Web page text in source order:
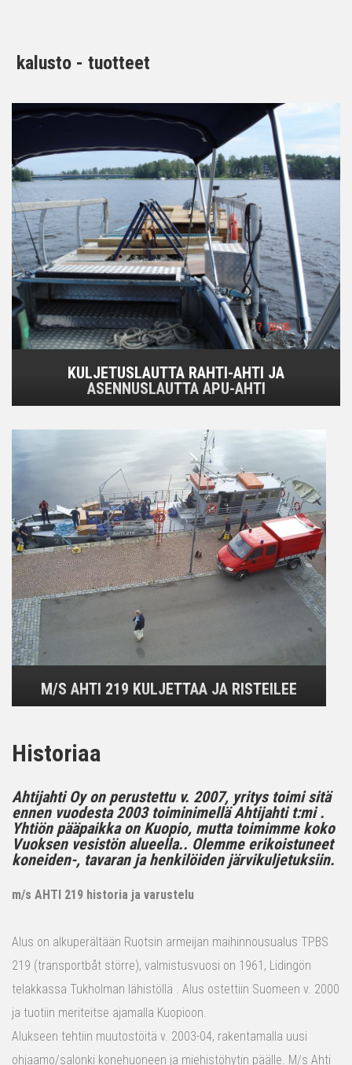
kalusto - tuotteet
KULJETUSLAUTTA RAHTI-AHTI JA
ASENNUSLAUTTA APU-AHTI
M/S AHTI 219 KULJETTAA JA RISTEILEE
Historiaa
Ahtijahti Oy on perustettu v. 2007, yritys toimi sitä
ennen vuodesta 2003 toiminimellä Ahtijahti t:mi .
Yhtiön pääpaikka on Kuopio, mutta toimimme koko
Vuoksen vesistön alueella.. Olemme erikoistuneet
koneiden-, tavaran ja henkilöiden järvikuljetuksiin.
m/s AHTI 219 historia ja varustelu
Alus on alkuperältään Ruotsin armeijan maihinnousualus TPBS
219 (transportbåt större), valmistusvuosi on 1961, Lidingön
telakkassa Tukholman lähistöllä . Alus ostettiin Suomeen v. 2000
ja tuotiin meriteitse ajamalla Kuopioon.
Alukseen tehtiin muutostöitä v. 2003-04, rakentamalla uusi
ohjaamo/salonki konehuoneen ja miehistöhytin päälle. M/s Ahti